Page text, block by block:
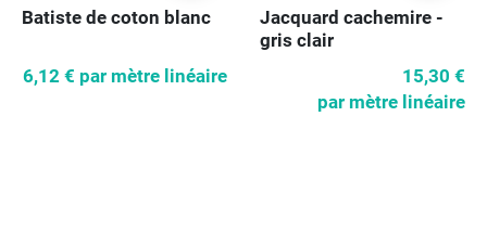
Batiste de coton blanc
6,12 € par mètre linéaire
Jacquard cachemire -
gris clair
15,30 €
par mètre linéaire